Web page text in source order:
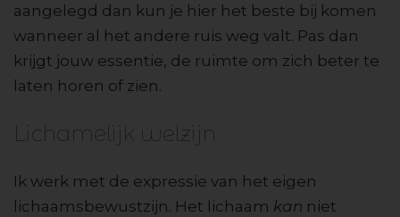
aangelegd dan kun je hier het beste bij komen
wanneer al het andere ruis weg valt. Pas dan
krijgt jouw essentie, de ruimte om zich beter te
laten horen of zien.
Lichamelijk welzijn
Ik werk met de expressie van het eigen
lichaamsbewustzijn. Het lichaam kan niet